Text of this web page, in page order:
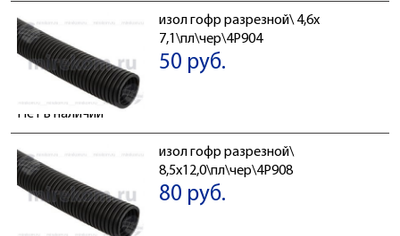
изол гофр разрезной\ 4,6x
7,1\пл\чер\4Р904
50 руб.
Нет в наличии
изол гофр разрезной\
8,5x12,0\пл\чер\4Р908
80 руб.